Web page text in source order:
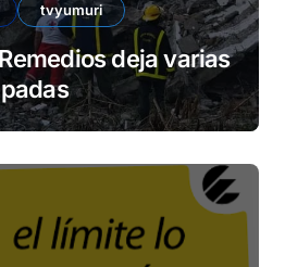
tvyumuri
deja varias